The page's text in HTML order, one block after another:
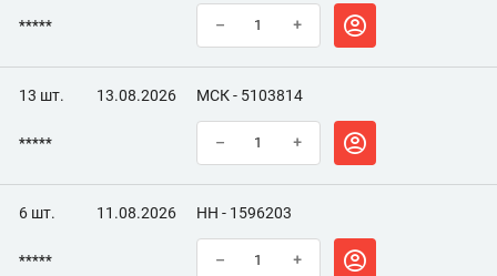
***** – +
13 шт. 13.08.2026 МСК - 5103814
***** – +
6 шт. 11.08.2026 НН - 1596203
***** – +